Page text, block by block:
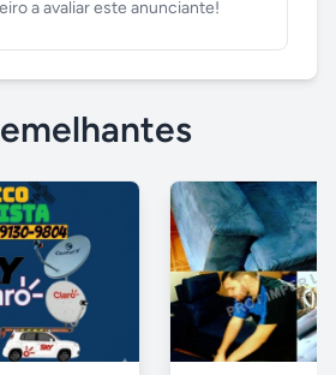
a avaliar este anunciante!